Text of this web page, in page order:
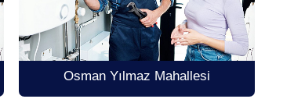
Osman Yılmaz Mahallesi